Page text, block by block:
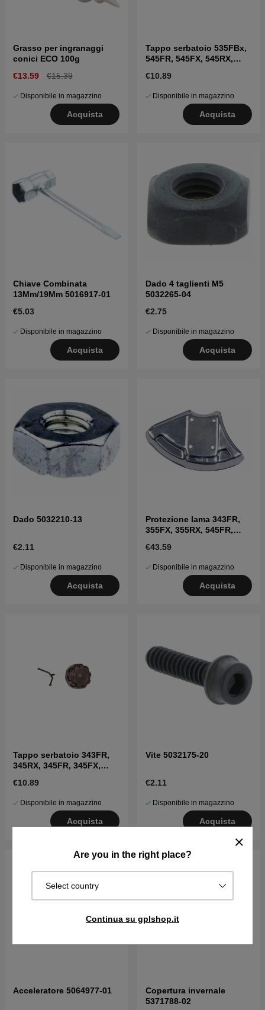
Are you in the right place?
Select country
Continua su gplshop.it
Grasso per ingranaggi
conici ECO 100g
€13.59
€15.39
Disponibile in magazzino
Acquista
Tappo serbatoio 535FBx,
545FR, 545FX, 545RX,
€10.89
Disponibile in magazzino
Acquista
Chiave Combinata
13Mm/19Mm 5016917-01
€5.03
Disponibile in magazzino
Acquista
Dado 4 taglienti M5
5032265-04
€2.75
Disponibile in magazzino
Acquista
Dado 5032210-13
€2.11
Disponibile in magazzino
Acquista
Protezione lama 343FR,
355FX, 355RX, 545FR,
€43.59
Disponibile in magazzino
Acquista
Tappo serbatoio 343FR,
345RX, 345FR, 345FX,
€10.89
Disponibile in magazzino
Acquista
Vite 5032175-20
€2.11
Disponibile in magazzino
Acquista
Acceleratore 5064977-01
Copertura invernale
5371788-02